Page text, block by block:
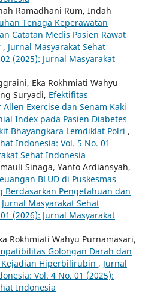
Ramadhani Rum, Indah
Tenaga Keperawatan
Catatan Medis Pasien Rawat
, Jurnal Masyarakat Sehat
(2025): Jurnal Masyarakat
Eka Rokhmiati Wahyu
Suryadi, Efektifitas
Exercise dan Senam Kaki
Index pada Pasien Diabetes
Bhayangkara Lemdiklat Polri ,
Indonesia: Vol. 5 No. 01
Sehat Indonesia
Sinaga, Yanto Ardiansyah,
BLUD di Puskesmas
Berdasarkan Pengetahuan dan
Jurnal Masyarakat Sehat
(2026): Jurnal Masyarakat
Rokhmiati Wahyu Purnamasari,
Golongan Darah dan
Hiperbilirubin , Jurnal
Vol. 4 No. 01 (2025):
Indonesia